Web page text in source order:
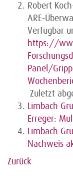
Robert
ARE-
Verfügbar
https://
Panel/
Zuletzt
Limbach
Erreger:
Limbach
Nachweis
Zurück